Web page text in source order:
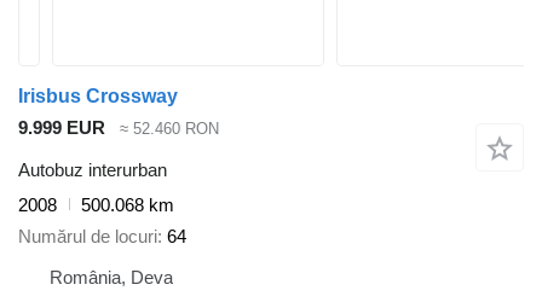
Irisbus Crossway
9.999 EUR
≈ 52.460 RON
Autobuz interurban
2008
500.068 km
Numărul de locuri 64
România, Deva